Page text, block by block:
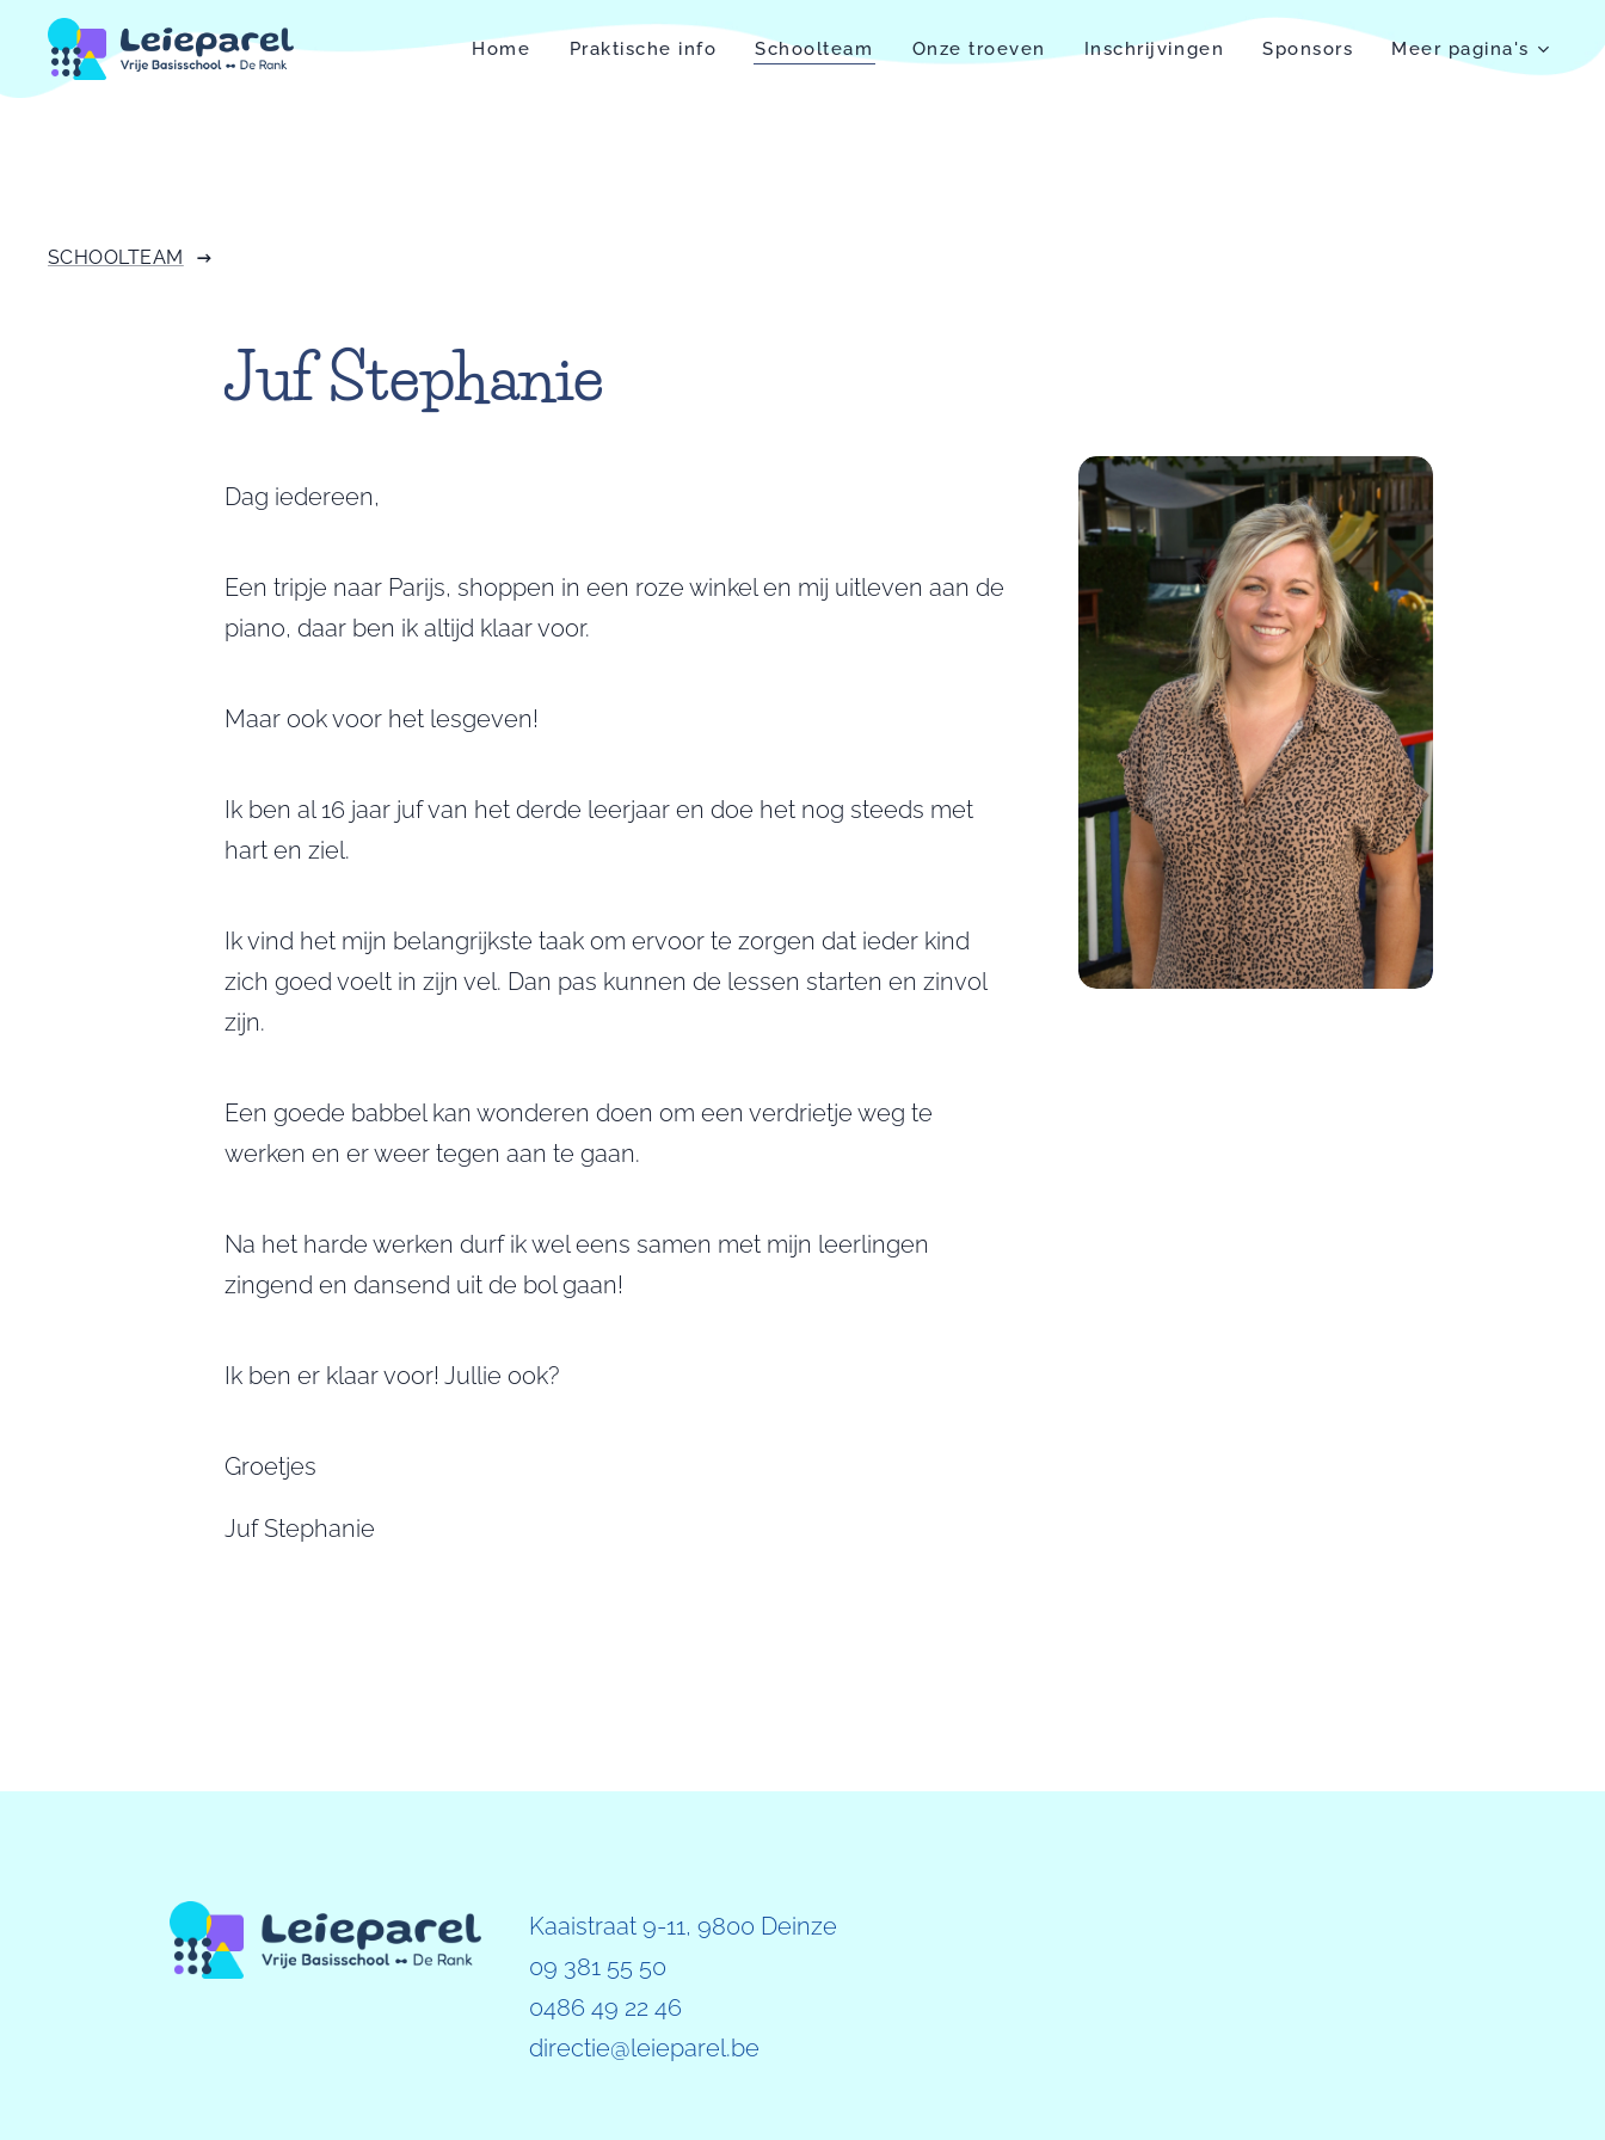
Home Praktische info Schoolteam Onze troeven Inschrijvingen Sponsors Meer pagina's
SCHOOLTEAM
Juf Stephanie
Dag iedereen,
Een tripje naar Parijs, shoppen in een roze winkel en mij uitleven aan de
piano, daar ben ik altijd klaar voor.
Maar ook voor het lesgeven!
Ik ben al 16 jaar juf van het derde leerjaar en doe het nog steeds met
hart en ziel.
Ik vind het mijn belangrijkste taak om ervoor te zorgen dat ieder kind
zich goed voelt in zijn vel. Dan pas kunnen de lessen starten en zinvol
zijn.
Een goede babbel kan wonderen doen om een verdrietje weg te
werken en er weer tegen aan te gaan.
Na het harde werken durf ik wel eens samen met mijn leerlingen
zingend en dansend uit de bol gaan!
Ik ben er klaar voor! Jullie ook?
Groetjes
Juf Stephanie
Kaaistraat 9-11, 9800 Deinze
09 381 55 50
0486 49 22 46
directie@leieparel.be